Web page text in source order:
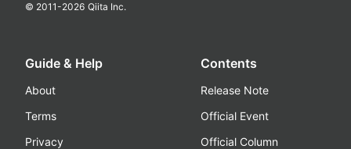
© 2011-2026 Qiita Inc.
Guide & Help
About
Terms
Privacy
Contents
Release Note
Official Event
Official Column